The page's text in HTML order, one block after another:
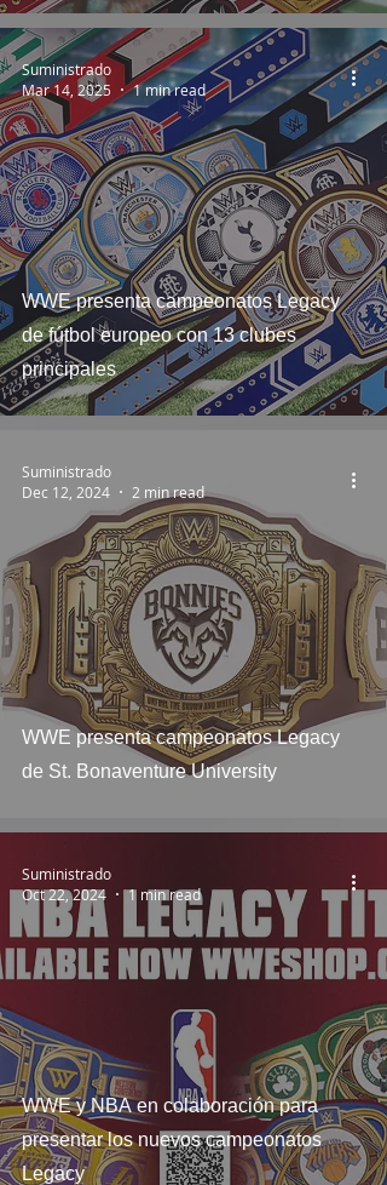
WWE presenta campeonatos Legacy
de fútbol europeo con 13 clubes
principales
Suministrado
Mar 14, 2025
1 min read
WWE presenta campeonatos Legacy
de St. Bonaventure University
Suministrado
Dec 12, 2024
2 min read
WWE y NBA en colaboración para
presentar los nuevos campeonatos
Legacy
Suministrado
Oct 22, 2024
1 min read